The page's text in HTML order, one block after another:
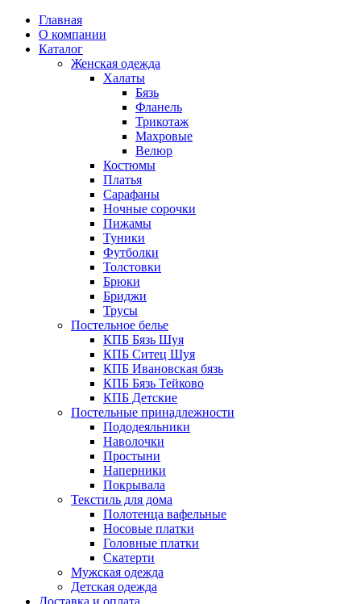
Главная
О компании
Каталог
Женская одежда
Халаты
Бязь
Фланель
Трикотаж
Махровые
Велюр
Костюмы
Платья
Сарафаны
Ночные сорочки
Пижамы
Туники
Футболки
Толстовки
Брюки
Бриджи
Трусы
Постельное белье
КПБ Бязь Шуя
КПБ Ситец Шуя
КПБ Ивановская бязь
КПБ Бязь Тейково
КПБ Детские
Постельные принадлежности
Пододеяльники
Наволочки
Простыни
Наперники
Покрывала
Текстиль для дома
Полотенца вафельные
Носовые платки
Головные платки
Скатерти
Мужская одежда
Детская одежда
Доставка и оплата